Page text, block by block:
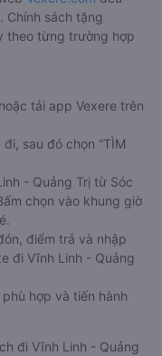
Chính sách tặng
theo từng trường hợp
tải app Vexere trên
sau đó chọn “TÌM
- Quảng Trị từ Sóc
chọn vào khung giờ
điểm trả và nhập
đi Vĩnh Linh - Quảng
hợp và tiến hành
đi Vĩnh Linh - Quảng